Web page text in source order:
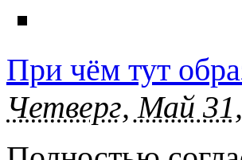
При чём тут
Четверг, Май